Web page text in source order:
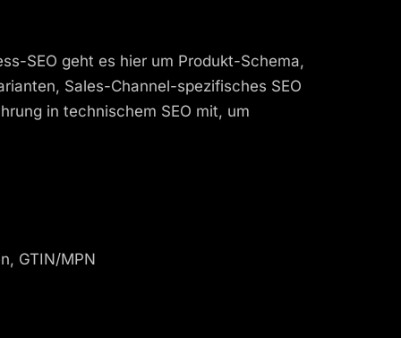
SEO geht es hier um Produkt-Schema,
Sales-Channel-spezifisches SEO
in technischem SEO mit, um
GTIN/MPN